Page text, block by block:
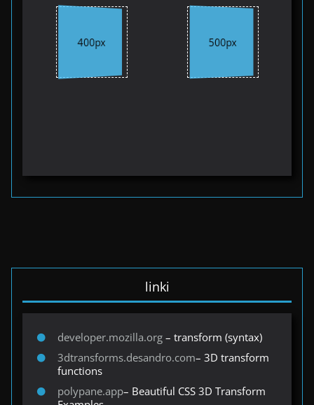
400px 500px
linki
developer.mozilla.org – transform (syntax)
3dtransforms.desandro.com– 3D transform
functions
polypane.app– Beautiful CSS 3D Transform